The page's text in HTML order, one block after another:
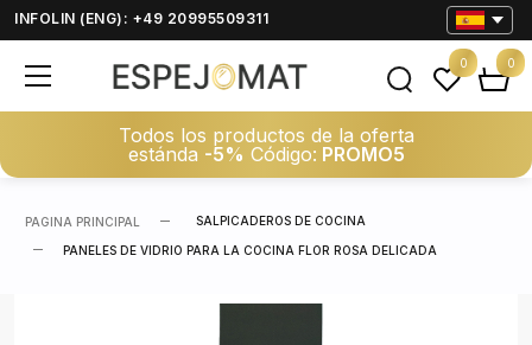
INFOLIN (ENG): +49 20995509311
Todos los productos de la oferta
estánda -5% Código: PROMO5
0 0
PAGINA PRINCIPAL SALPICADEROS DE COCINA
PANELES DE VIDRIO PARA LA COCINA FLOR ROSA DELICADA